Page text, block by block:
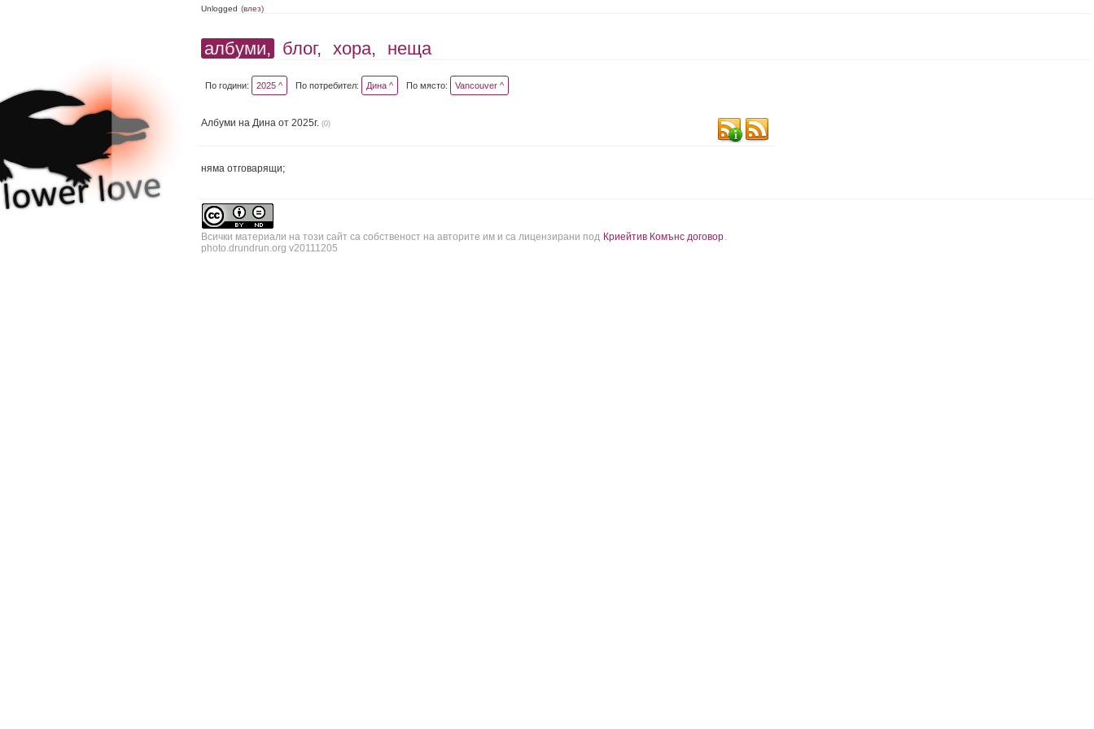
Unlogged (влез)
албуми, блог, хора, неща
По години: 2025 ^ По потребител: Дина ^ По място: Vancouver ^
Албуми на Дина от 2025г. (0)
няма отговарящи;
Всички материали на този сайт са собственост на авторите им и са лицензирани под Криейтив Комънс договор.
photo.drundrun.org v20111205